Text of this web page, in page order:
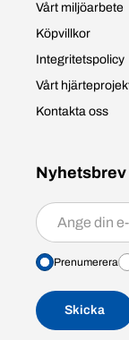
Vårt miljöarbete
Köpvillkor
Integritetspolicy
Vårt
Kontakta oss
Nyhetsbrev
Prenumerera/
Prenumerera
Skicka